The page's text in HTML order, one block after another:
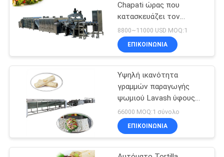
SITEMAP
POLICYΓραμμή
επεξεργασίας
σάλτσας κολλών
μαρμελάδας
45
Chapati ώρας που
κατασκευάζει τον
εξοπλισμό με την οθόνη
αφής
8800~11000 USD MOQ:1
ΕΠΙΚΟΙΝΩΝΊΑ
Υψηλή ικανότητα
γραμμών παραγωγής
ψωμιού Lavash ύφους
της Τουρκίας με το
φούρνο ψησίματος
66000 MOQ:1 σύνολο
ΕΠΙΚΟΙΝΩΝΊΑ